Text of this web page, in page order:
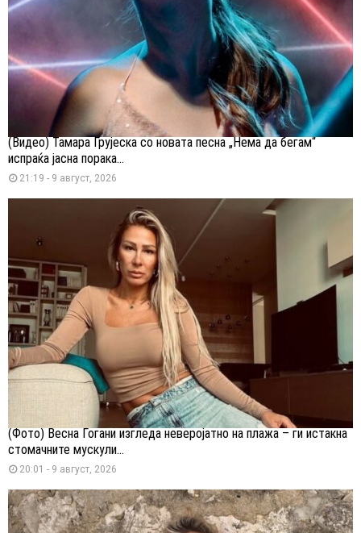
(Видео) Тамара Грујеска со новата песна „Нема да бегам“
испраќа јасна порака...
21:19 - 9 август, 2026
(Фото) Весна Ѓогани изгледа неверојатно на плажа – ги истакна
стомачните мускули...
20:01 - 9 август, 2026